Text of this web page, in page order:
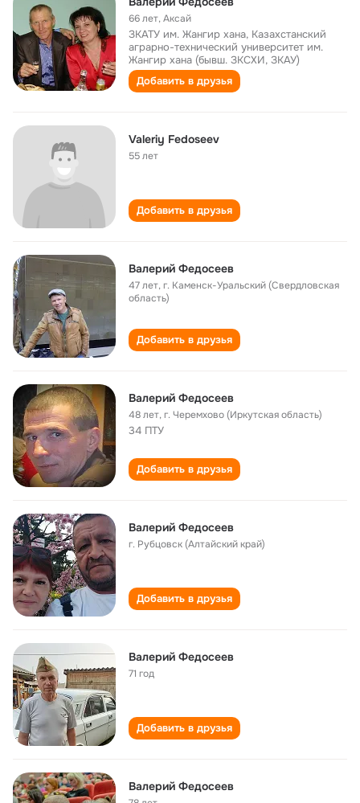
66 лет,Аксай
ЗКАТУ им. Жангир хана, Казахстанский
аграрно-технический университет им.
Жангир хана (бывш. ЗКСХИ, ЗКАУ)
Добавить в друзья
Valeriy Fedoseev
55 лет
Добавить в друзья
Валерий Федосеев
47 лет,г. Каменск-Уральский (Свердловская
область)
Добавить в друзья
Валерий Федосеев
48 лет,г. Черемхово (Иркутская область)
34 ПТУ
Добавить в друзья
Валерий Федосеев
г. Рубцовск (Алтайский край)
Добавить в друзья
Валерий Федосеев
71 год
Добавить в друзья
Валерий Федосеев